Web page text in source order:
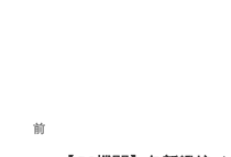
投
前
前